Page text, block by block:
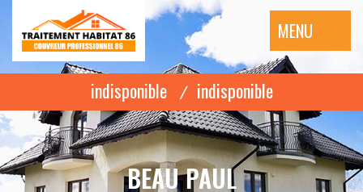
MENU
indisponible / indisponible
BEAU PAUL